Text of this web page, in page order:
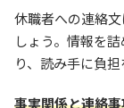
休職者への連絡
しょう。情報を
り、読み手に負担
事実関係と連絡